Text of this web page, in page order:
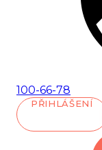
100-66-78
PŘIHLÁŠENÍ